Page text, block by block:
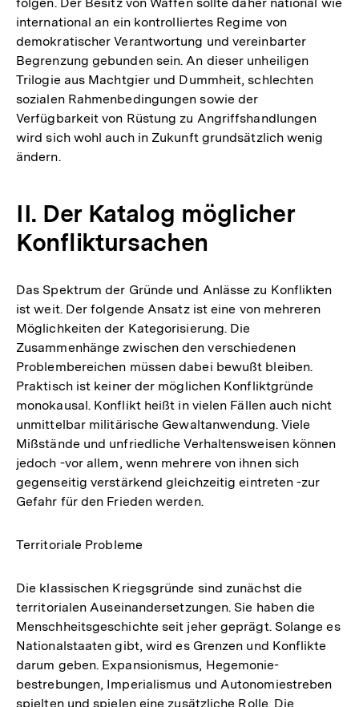
international an ein kontrolliertes Regime von
demokratischer Verantwortung und vereinbarter
Begrenzung gebunden sein. An dieser unheiligen
Trilogie aus Machtgier und Dummheit, schlechten
sozialen Rahmenbedingungen sowie der
Verfügbarkeit von Rüstung zu Angriffshandlungen
wird sich wohl auch in Zukunft grundsätzlich wenig
ändern.
II. Der Katalog möglicher
Konfliktursachen
Das Spektrum der Gründe und Anlässe zu Konflikten
ist weit. Der folgende Ansatz ist eine von mehreren
Möglichkeiten der Kategorisierung. Die
Zusammenhänge zwischen den verschiedenen
Problembereichen müssen dabei bewußt bleiben.
Praktisch ist keiner der möglichen Konfliktgründe
monokausal. Konflikt heißt in vielen Fällen auch nicht
unmittelbar militärische Gewaltanwendung. Viele
Mißstände und unfriedliche Verhaltensweisen können
jedoch -vor allem, wenn mehrere von ihnen sich
gegenseitig verstärkend gleichzeitig eintreten -zur
Gefahr für den Frieden werden.
Territoriale Probleme
Die klassischen Kriegsgründe sind zunächst die
territorialen Auseinandersetzungen. Sie haben die
Menschheitsgeschichte seit jeher geprägt. Solange es
Nationalstaaten gibt, wird es Grenzen und Konflikte
darum geben. Expansionismus, Hegemonie-
bestrebungen, Imperialismus und Autonomiestreben
spielten und spielen eine zusätzliche Rolle. Die